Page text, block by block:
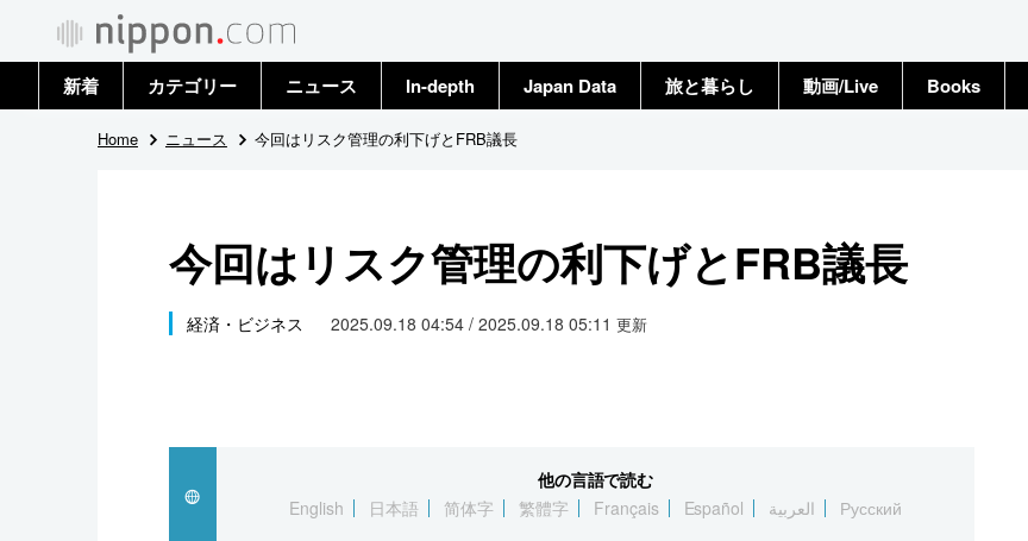
新着 カテゴリー
政治・外交
国際
科学・技術
暮らし
ニュース
トップ
In-depth Japan Data 旅と暮らし 動画/Live Books
Home ニュース 今回はリスク管理の利下げとFRB議長
今回はリスク管理の利下げとFRB議長
経済・ビジネス 2025.09.18 04:54 / 2025.09.18 05:11 更新
他の言語で読む
English
日本語 简体字 繁體字 Français Español العربية Русский